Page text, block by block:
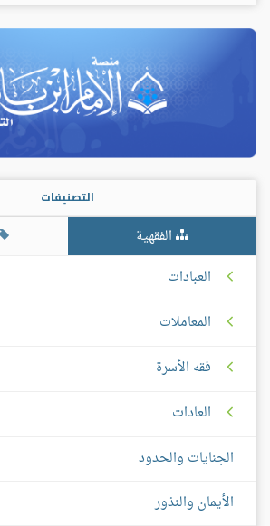
التصنيفات
الفقهية
العبادات
المعاملات
فقه الأسرة
العادات
الجنايات والحدود
الأيمان والنذور